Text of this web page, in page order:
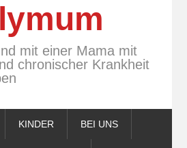
mit einer Mama mit
chronischer Krankheit
KINDER BEI UNS